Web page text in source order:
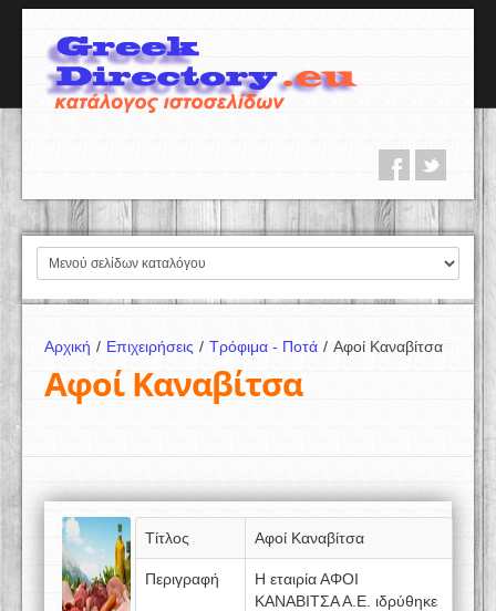
Αρχική / Επιχειρήσεις / Τρόφιμα - Ποτά / Αφοί Καναβίτσα
Αφοί Καναβίτσα
Τίτλος Αφοί Καναβίτσα
Περιγραφή
Η εταιρία ΑΦΟΙ
ΚΑΝΑΒΙΤΣΑ Α.Ε. ιδρύθηκε